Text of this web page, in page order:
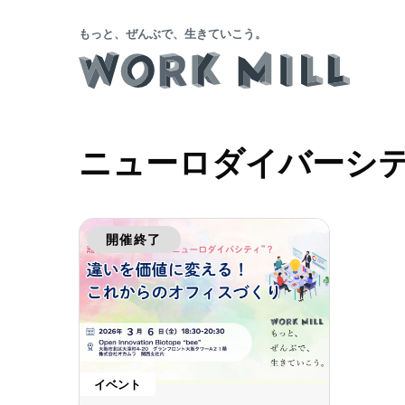
もっと、ぜんぶで、生きていこう。
ニューロダイバーシ
開催終了
イベント